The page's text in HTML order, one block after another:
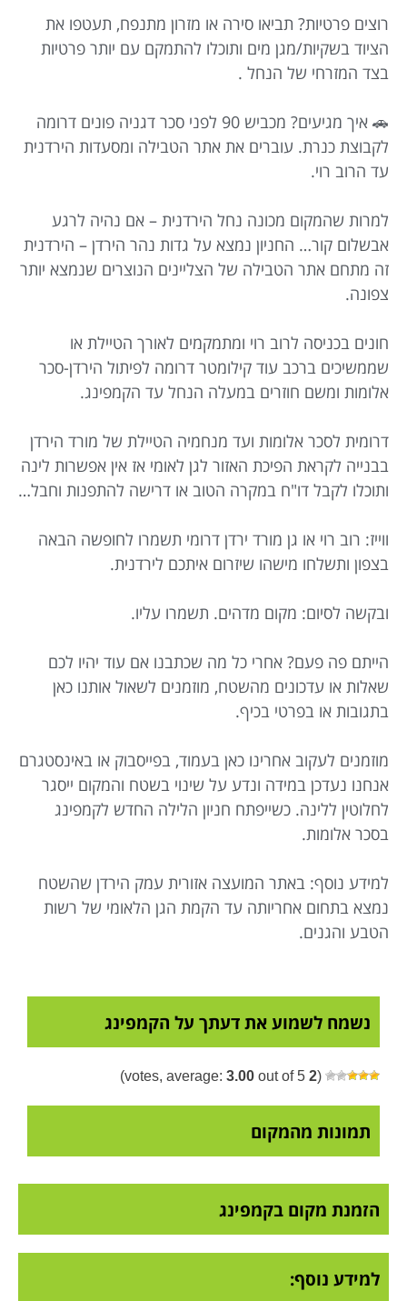
רוצים פרטיות? תביאו סירה או מזרון מתנפח, תעטפו את
הציוד בשקיות/מגן מים ותוכלו להתמקם עם יותר פרטיות
בצד המזרחי של הנחל .
🚗 איך מגיעים? מכביש 90 לפני סכר דגניה פונים דרומה
לקבוצת כנרת. עוברים את אתר הטבילה ומסעדות הירדנית
עד הרוב רוי.
למרות שהמקום מכונה נחל הירדנית – אם נהיה לרגע
אבשלום קור… החניון נמצא על גדות נהר הירדן – הירדנית
זה מתחם אתר הטבילה של הצליינים הנוצרים שנמצא יותר
צפונה.
חונים בכניסה לרוב רוי ומתמקמים לאורך הטיילת או
שממשיכים ברכב עוד קילומטר דרומה לפיתול הירדן-סכר
אלומות ומשם חוזרים במעלה הנחל עד הקמפינג.
דרומית לסכר אלומות ועד מנחמיה הטיילת של מורד הירדן
בבנייה לקראת הפיכת האזור לגן לאומי אז אין אפשרות לינה
ותוכלו לקבל דו"ח במקרה הטוב או דרישה להתפנות וחבל…
ווייז: רוב רוי או גן מורד ירדן דרומי תשמרו לחופשה הבאה
בצפון ותשלחו מישהו שיזרום איתכם לירדנית.
ובקשה לסיום: מקום מדהים. תשמרו עליו.
הייתם פה פעם? אחרי כל מה שכתבנו אם עוד יהיו לכם
שאלות או עדכונים מהשטח, מוזמנים לשאול אותנו כאן
בתגובות או בפרטי בכיף.
מוזמנים לעקוב אחרינו כאן בעמוד, בפייסבוק או באינסטגרם
אנחנו נעדכן במידה ונדע על שינוי בשטח והמקום ייסגר
לחלוטין ללינה. כשייפתח חניון הלילה החדש לקמפינג
בסכר אלומות.
למידע נוסף: באתר המועצה אזורית עמק הירדן שהשטח
נמצא בתחום אחריותה עד הקמת הגן הלאומי של רשות
הטבע והגנים.
נשמח לשמוע את דעתך על הקמפינג
(
2
3.00 out of 5)
תמונות מהמקום
הזמנת מקום בקמפינג
למידע נוסף: